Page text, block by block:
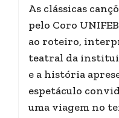
As clássicas
pelo Coro
ao roteiro,
teatral da
e a história
espetáculo
uma viagem no